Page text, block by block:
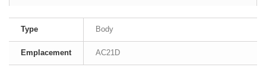
Type Body
Emplacement AC21D